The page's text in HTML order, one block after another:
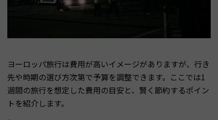
ヨーロッパ旅行は費用が高いイメージがありますが、行き
先や時期の選び方次第で予算を調整できます。ここでは1
週間の旅行を想定した費用の目安と、賢く節約するポイン
トを紹介します。